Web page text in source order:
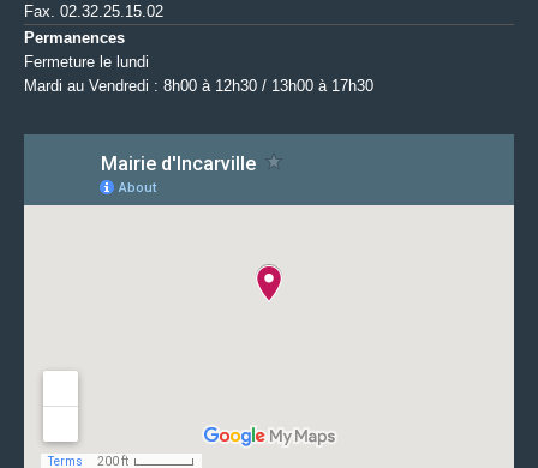
Fax. 02.32.25.15.02
Permanences
Fermeture le lundi
Mardi au Vendredi : 8h00 à 12h30 / 13h00 à 17h30